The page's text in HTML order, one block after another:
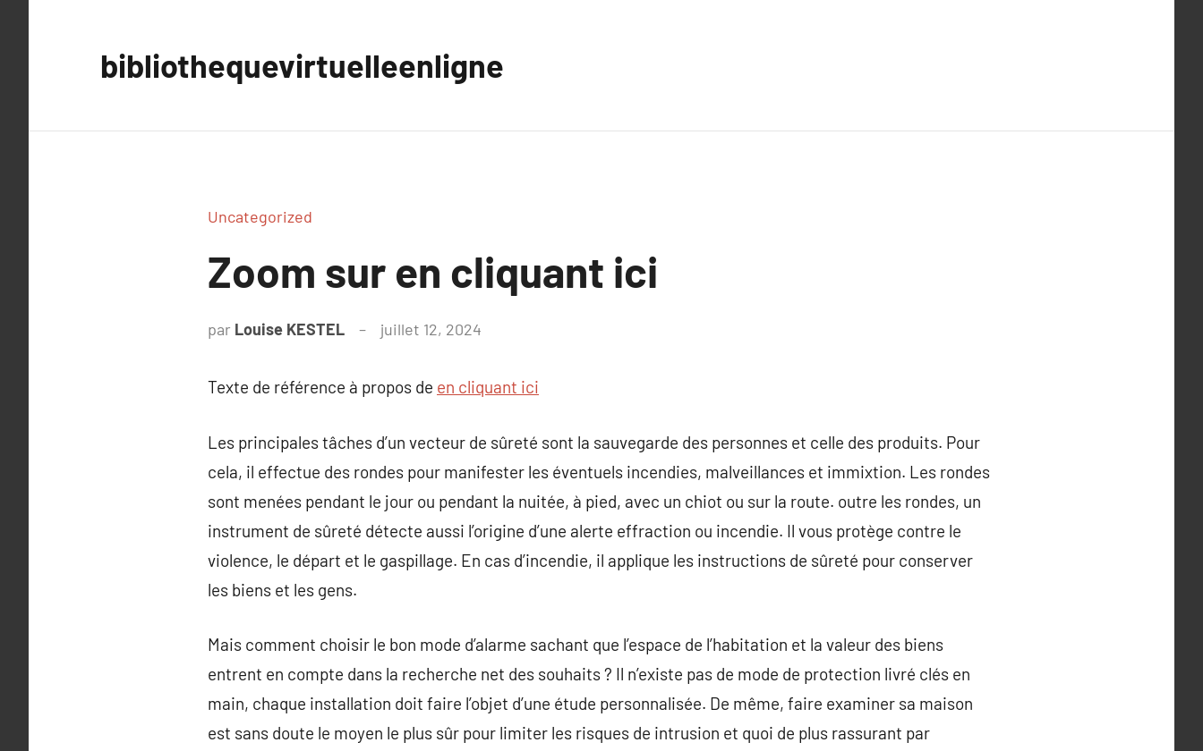
bibliothequevirtuelleenligne
Uncategorized
Zoom sur en cliquant ici
par Louise KESTEL juillet 12, 2024
Texte de référence à propos de en cliquant ici
Les principales tâches d’un vecteur de sûreté sont la sauvegarde des personnes et celle des produits. Pour
cela, il effectue des rondes pour manifester les éventuels incendies, malveillances et immixtion. Les rondes
sont menées pendant le jour ou pendant la nuitée, à pied, avec un chiot ou sur la route. outre les rondes, un
instrument de sûreté détecte aussi l’origine d’une alerte effraction ou incendie. Il vous protège contre le
violence, le départ et le gaspillage. En cas d’incendie, il applique les instructions de sûreté pour conserver
les biens et les gens.
Mais comment choisir le bon mode d’alarme sachant que l’espace de l’habitation et la valeur des biens
entrent en compte dans la recherche net des souhaits ? Il n’existe pas de mode de protection livré clés en
main, chaque installation doit faire l’objet d’une étude personnalisée. De même, faire examiner sa maison
est sans doute le moyen le plus sûr pour limiter les risques de intrusion et quoi de plus rassurant par